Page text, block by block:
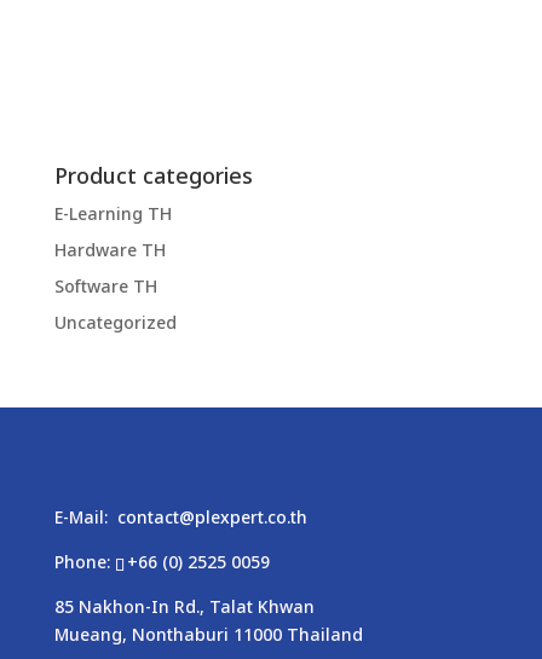
Product categories
E-Learning TH
Hardware TH
Software TH
Uncategorized
E-Mail: contact@plexpert.co.th
Phone:
+66 (0) 2525 0059
85 Nakhon-In Rd., Talat Khwan
Mueang, Nonthaburi 11000 Thailand